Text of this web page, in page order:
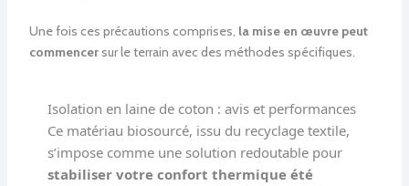
Une fois ces précautions comprises, la mise en œuvre peut
commencersur le terrain avec des méthodes spécifiques.
Isolation en laine de coton : avis et performances
Ce matériau biosourcé, issu du recyclage textile,
s’impose comme une solution redoutable pour
stabiliser votre confort thermique été